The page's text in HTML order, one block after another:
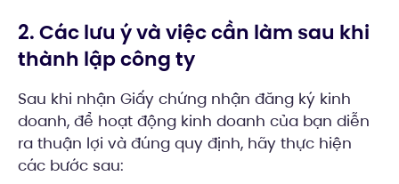
2. Các lưu ý và việc cần làm sau khi
thành lập công ty
Sau khi nhận Giấy chứng nhận đăng ký kinh
doanh, để hoạt động kinh doanh của bạn diễn
ra thuận lợi và đúng quy định, hãy thực hiện
các bước sau: